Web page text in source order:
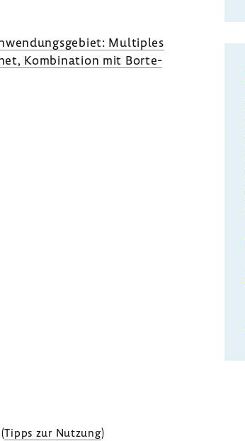
Multi­ples
Kombi­na­tion mit Borte­
Tipps zur Nutzung)